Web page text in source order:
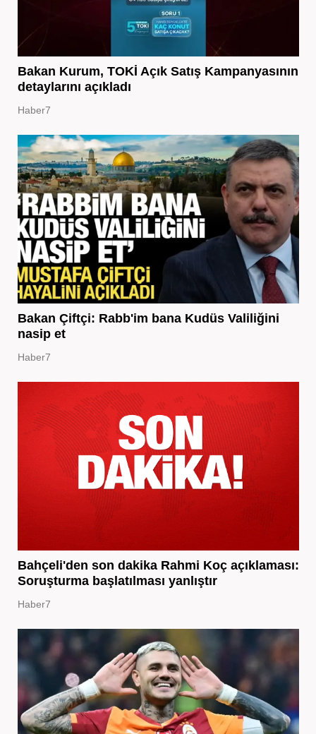
Bakan Kurum, TOKİ Açık Satış Kampanyasının
detaylarını açıkladı
Haber7
Bakan Çiftçi: Rabb'im bana Kudüs Valiliğini
nasip et
Haber7
Bahçeli'den son dakika Rahmi Koç açıklaması:
Soruşturma başlatılması yanlıştır
Haber7